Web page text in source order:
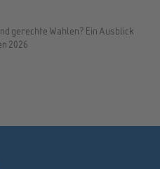
gerechte Wahlen? Ein Ausblick
2026